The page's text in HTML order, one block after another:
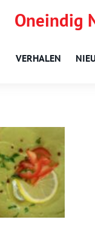
Oneindig
VERHALEN